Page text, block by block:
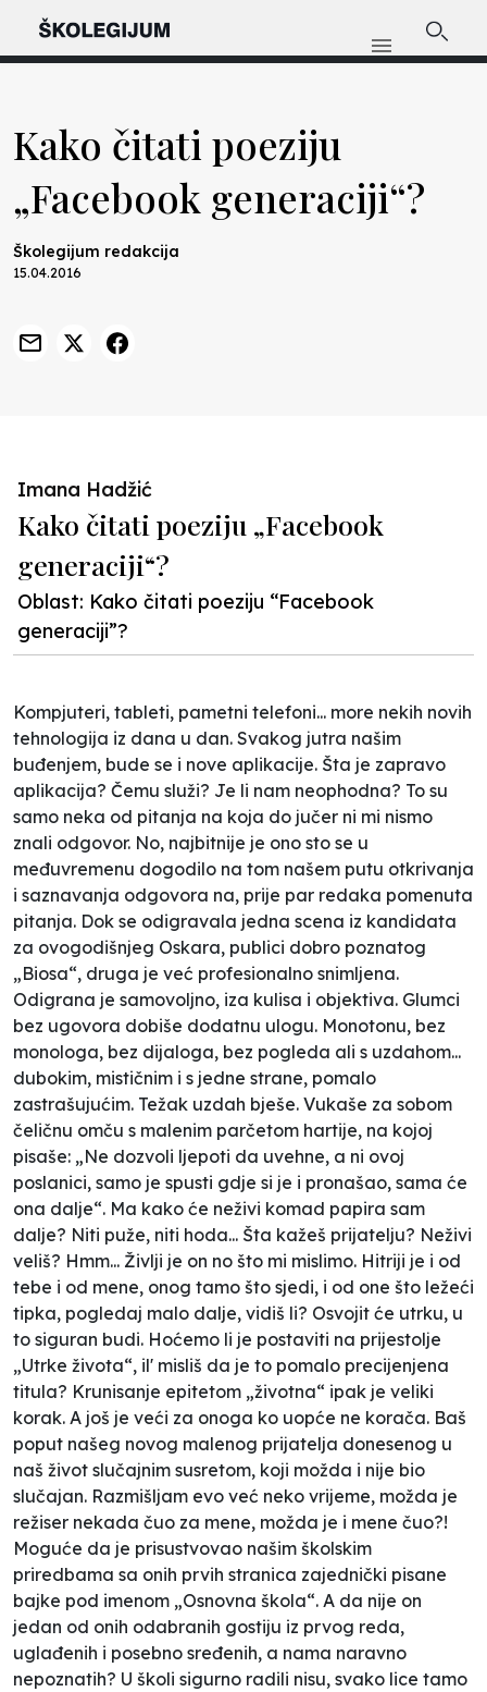
Kako čitati poeziju
„Facebook generaciji“?
Školegijum redakcija
15.04.2016
Imana Hadžić
Kako čitati poeziju „Facebook
generaciji“?
Oblast: Kako čitati poeziju “Facebook
generaciji”?
Kompjuteri, tableti, pametni telefoni... more nekih novih
tehnologija iz dana u dan. Svakog jutra našim
buđenjem, bude se i nove aplikacije. Šta je zapravo
aplikacija? Čemu služi? Je li nam neophodna? To su
samo neka od pitanja na koja do jučer ni mi nismo
znali odgovor. No, najbitnije je ono sto se u
međuvremenu dogodilo na tom našem putu otkrivanja
i saznavanja odgovora na, prije par redaka pomenuta
pitanja. Dok se odigravala jedna scena iz kandidata
za ovogodišnjeg Oskara, publici dobro poznatog
„Biosa“, druga je već profesionalno snimljena.
Odigrana je samovoljno, iza kulisa i objektiva. Glumci
bez ugovora dobiše dodatnu ulogu. Monotonu, bez
monologa, bez dijaloga, bez pogleda ali s uzdahom...
dubokim, mističnim i s jedne strane, pomalo
zastrašujućim. Težak uzdah bješe. Vukaše za sobom
čeličnu omču s malenim parčetom hartije, na kojoj
pisaše: „Ne dozvoli ljepoti da uvehne, a ni ovoj
poslanici, samo je spusti gdje si je i pronašao, sama će
ona dalje“. Ma kako će neživi komad papira sam
dalje? Niti puže, niti hoda... Šta kažeš prijatelju? Neživi
veliš? Hmm... Življi je on no što mi mislimo. Hitriji je i od
tebe i od mene, onog tamo što sjedi, i od one što ležeći
tipka, pogledaj malo dalje, vidiš li? Osvojit će utrku, u
to siguran budi. Hoćemo li je postaviti na prijestolje
„Utrke života“, il' misliš da je to pomalo precijenjena
titula? Krunisanje epitetom „životna“ ipak je veliki
korak. A još je veći za onoga ko uopće ne korača. Baš
poput našeg novog malenog prijatelja donesenog u
naš život slučajnim susretom, koji možda i nije bio
slučajan. Razmišljam evo već neko vrijeme, možda je
režiser nekada čuo za mene, možda je i mene čuo?!
Moguće da je prisustvovao našim školskim
priredbama sa onih prvih stranica zajednički pisane
bajke pod imenom „Osnovna škola“. A da nije on
jedan od onih odabranih gostiju iz prvog reda,
uglađenih i posebno sređenih, a nama naravno
nepoznatih? U školi sigurno radili nisu, svako lice tamo